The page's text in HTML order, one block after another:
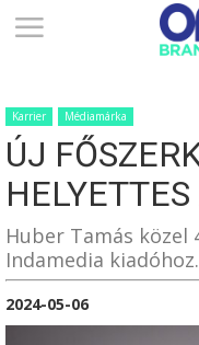
ONBRANDS
–
ALAPON
Karrier Médiamárka
ÚJ
Huber Tamás közel
Indamedia kiadóhoz.
2024-05-06